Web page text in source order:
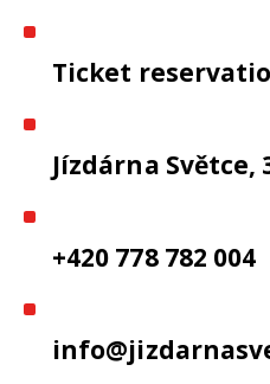
Ticket
Jízdárna Světce,
+420 778 782 004